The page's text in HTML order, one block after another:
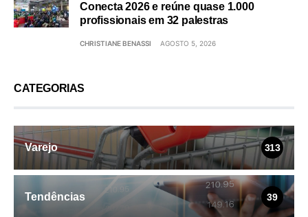
Conecta 2026 e reúne quase 1.000
profissionais em 32 palestras
CHRISTIANE BENASSI AGOSTO 5, 2026
CATEGORIAS
Varejo 313
Tendências 39